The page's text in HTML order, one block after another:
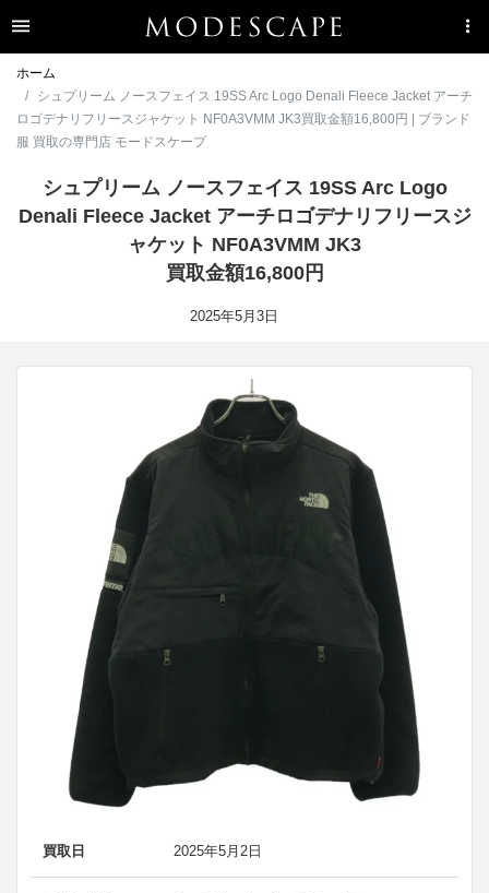
ホーム
シュプリーム ノースフェイス 19SS Arc Logo Denali Fleece Jacket アーチ
ロゴデナリフリースジャケット NF0A3VMM JK3買取金額16,800円 | ブランド
服 買取の専門店 モードスケープ
シュプリーム ノースフェイス 19SS Arc Logo
Denali Fleece Jacket アーチロゴデナリフリースジ
ャケット NF0A3VMM JK3
買取金額16,800円
2025年5月3日
買取日 2025年5月2日